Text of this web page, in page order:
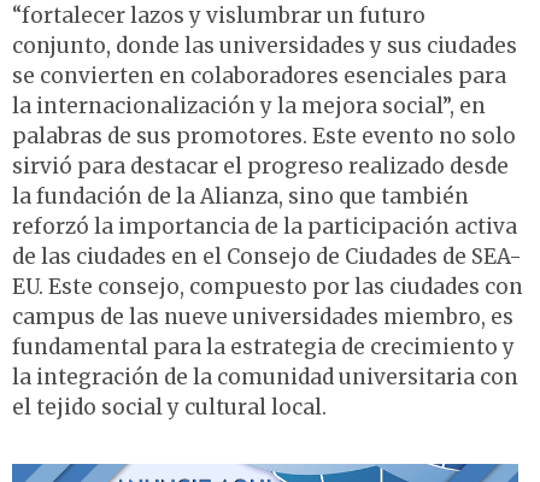
“fortalecer lazos y vislumbrar un futuro
conjunto, donde las universidades y sus ciudades
se convierten en colaboradores esenciales para
la internacionalización y la mejora social”, en
palabras de sus promotores. Este evento no solo
sirvió para destacar el progreso realizado desde
la fundación de la Alianza, sino que también
reforzó la importancia de la participación activa
de las ciudades en el Consejo de Ciudades de SEA-
EU. Este consejo, compuesto por las ciudades con
campus de las nueve universidades miembro, es
fundamental para la estrategia de crecimiento y
la integración de la comunidad universitaria con
el tejido social y cultural local.